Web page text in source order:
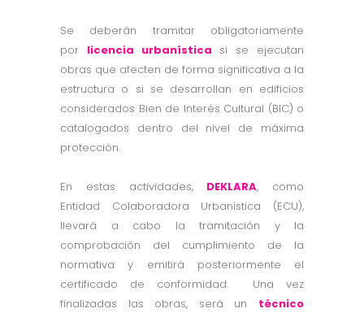
Se deberán tramitar obligatoriamente
por licencia urbanística si se ejecutan
obras que afecten de forma significativa a la
estructura o si se desarrollan en edificios
considerados Bien de Interés Cultural (BIC) o
catalogados dentro del nivel de máxima
protección.
En estas actividades, DEKLARA, como
Entidad Colaboradora Urbanística (ECU),
llevará a cabo la tramitación y la
comprobación del cumplimiento de la
normativa y emitirá posteriormente el
certificado de conformidad. Una vez
finalizadas las obras, será un técnico